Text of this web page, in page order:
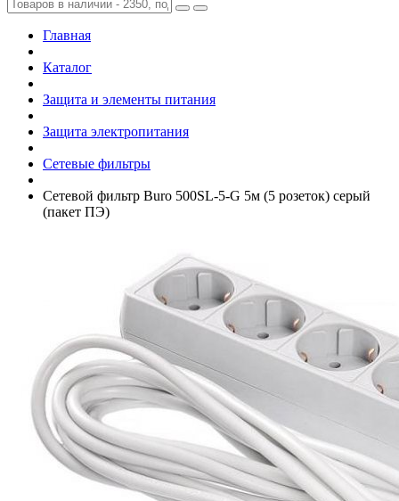
Главная
Каталог
Защита и элементы питания
Защита электропитания
Сетевые фильтры
Сетевой фильтр Buro 500SL-5-G 5м (5 розеток) серый
(пакет ПЭ)